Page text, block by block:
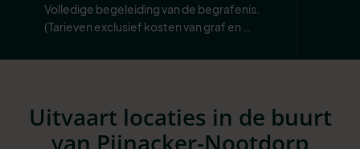
Volledige begeleiding van de begrafenis.
(Tarieven exclusief kosten van graf en
Uitvaart locaties in de buurt
van Pijnacker-Nootdorp